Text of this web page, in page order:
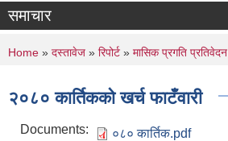
समाचार
You are here
Home » दस्तावेज » रिपोर्ट » मासिक प्रगति प्रतिवेदन
२०८० कार्तिकको खर्च फाटँवारी
Documents: ०८० कार्तिक.pdf